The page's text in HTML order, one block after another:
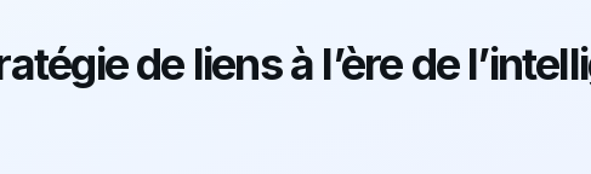
de liens à l’ère de